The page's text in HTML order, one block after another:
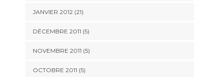
JANVIER 2012 (21)
DÉCEMBRE 2011 (5)
NOVEMBRE 2011 (5)
OCTOBRE 2011 (5)